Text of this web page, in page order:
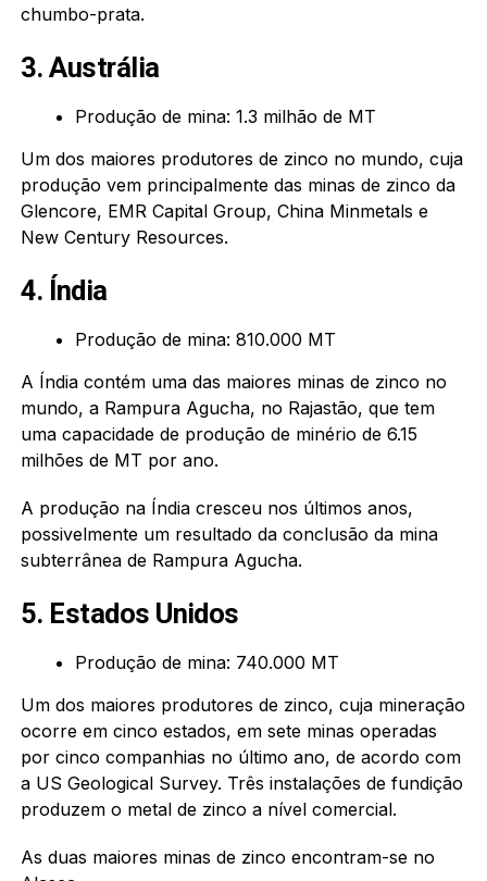
chumbo-prata.
3. Austrália
Produção de mina: 1.3 milhão de MT
Um dos maiores produtores de zinco no mundo, cuja
produção vem principalmente das minas de zinco da
Glencore, EMR Capital Group, China Minmetals e
New Century Resources.
4. Índia
Produção de mina: 810.000 MT
A Índia contém uma das maiores minas de zinco no
mundo, a Rampura Agucha, no Rajastão, que tem
uma capacidade de produção de minério de 6.15
milhões de MT por ano.
A produção na Índia cresceu nos últimos anos,
possivelmente um resultado da conclusão da mina
subterrânea de Rampura Agucha.
5. Estados Unidos
Produção de mina: 740.000 MT
Um dos maiores produtores de zinco, cuja mineração
ocorre em cinco estados, em sete minas operadas
por cinco companhias no último ano, de acordo com
a US Geological Survey. Três instalações de fundição
produzem o metal de zinco a nível comercial.
As duas maiores minas de zinco encontram-se no